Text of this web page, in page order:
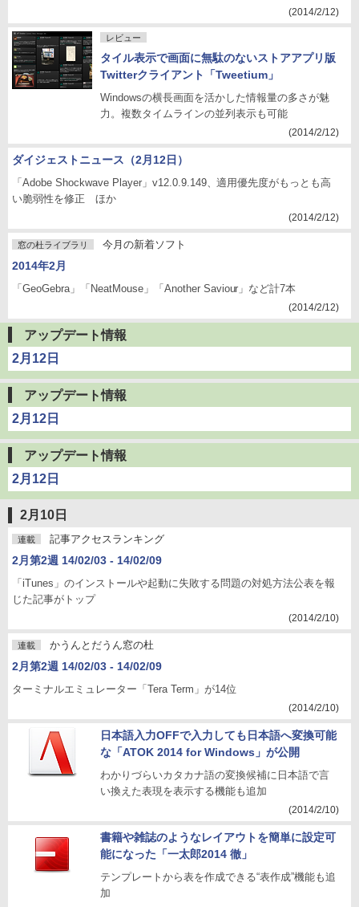
(2014/2/12)
レビュー
タイル表示で画面に無駄のないストアアプリ版
Twitterクライアント「Tweetium」
Windowsの横長画面を活かした情報量の多さが魅
力。複数タイムラインの並列表示も可能
(2014/2/12)
ダイジェストニュース（2月12日）
「Adobe Shockwave Player」v12.0.9.149、適用優先度がもっとも高
い脆弱性を修正 ほか
(2014/2/12)
窓の杜ライブラリ 今月の新着ソフト
2014年2月
「GeoGebra」「NeatMouse」「Another Saviour」など計7本
(2014/2/12)
アップデート情報
2月12日
アップデート情報
2月12日
アップデート情報
2月12日
2月10日
連載 記事アクセスランキング
2月第2週 14/02/03 - 14/02/09
「iTunes」のインストールや起動に失敗する問題の対処方法公表を報
じた記事がトップ
(2014/2/10)
連載 かうんとだうん窓の杜
2月第2週 14/02/03 - 14/02/09
ターミナルエミュレーター「Tera Term」が14位
(2014/2/10)
日本語入力OFFで入力しても日本語へ変換可能
な「ATOK 2014 for Windows」が公開
わかりづらいカタカナ語の変換候補に日本語で言
い換えた表現を表示する機能も追加
(2014/2/10)
書籍や雑誌のようなレイアウトを簡単に設定可
能になった「一太郎2014 徹」
テンプレートから表を作成できる“表作成”機能も追
加